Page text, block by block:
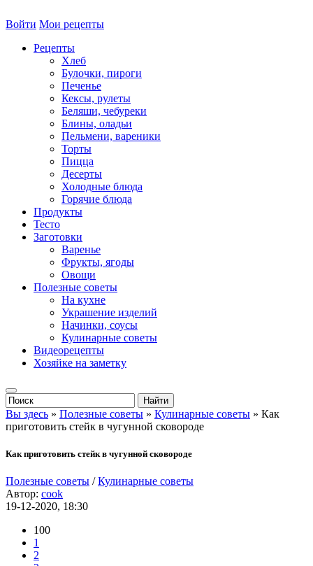
Войти Мои рецепты
Рецепты
Хлеб
Булочки, пироги
Печенье
Кексы, рулеты
Беляши, чебуреки
Блины, оладьи
Пельмени, вареники
Торты
Пицца
Десерты
Холодные блюда
Горячие блюда
Продукты
Тесто
Заготовки
Варенье
Фрукты, ягоды
Овощи
Полезные советы
На кухне
Украшение изделий
Начинки, соусы
Кулинарные советы
Видеорецепты
Хозяйке на заметку
Вы здесь » Полезные советы » Кулинарные советы » Как
приготовить стейк в чугунной сковороде
Как приготовить стейк в чугунной сковороде
Полезные советы /Кулинарные советы
Автор: cook
19-12-2020, 18:30
100
1
2